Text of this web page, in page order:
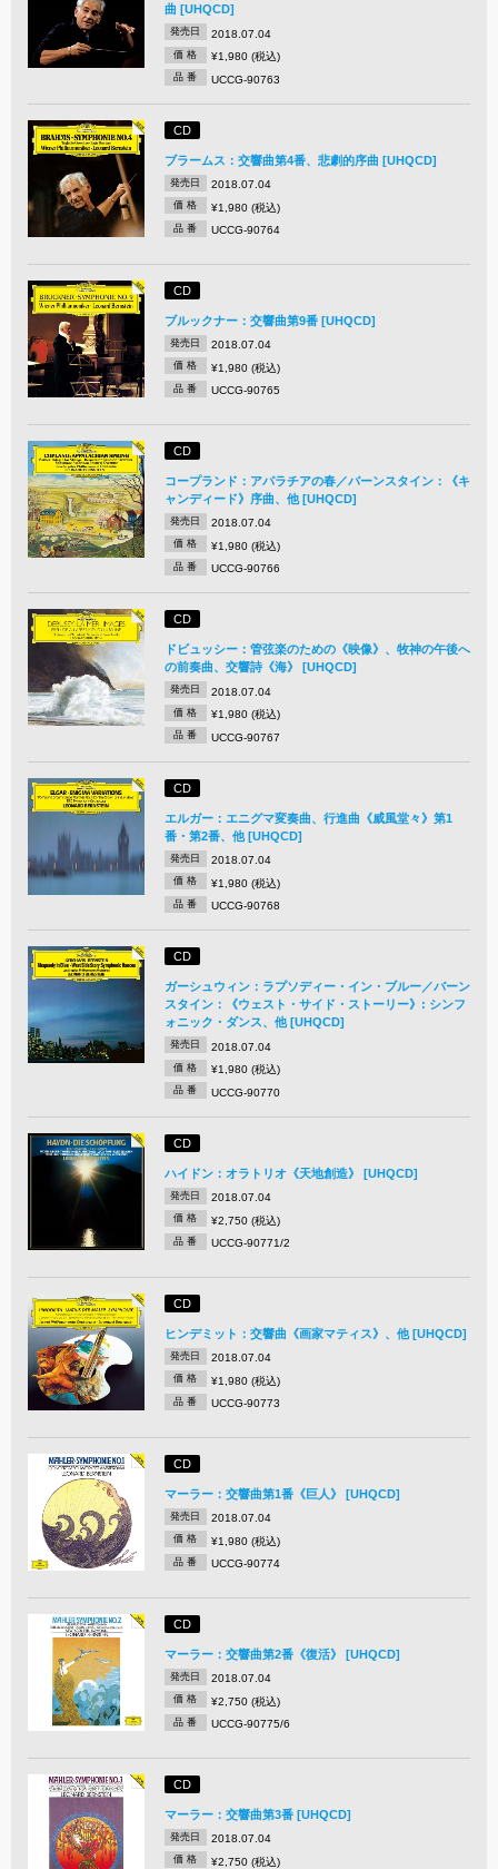
曲 [UHQCD]
発売日 2018.07.04
価 格 ¥1,980 (税込)
品 番 UCCG-90763
CD
ブラームス：交響曲第4番、悲劇的序曲 [UHQCD]
発売日 2018.07.04
価 格 ¥1,980 (税込)
品 番 UCCG-90764
CD
ブルックナー：交響曲第9番 [UHQCD]
発売日 2018.07.04
価 格 ¥1,980 (税込)
品 番 UCCG-90765
CD
コープランド：アパラチアの春／バーンスタイン：《キ
ャンディード》序曲、他 [UHQCD]
発売日 2018.07.04
価 格 ¥1,980 (税込)
品 番 UCCG-90766
CD
ドビュッシー：管弦楽のための《映像》、牧神の午後へ
の前奏曲、交響詩《海》 [UHQCD]
発売日 2018.07.04
価 格 ¥1,980 (税込)
品 番 UCCG-90767
CD
エルガー：エニグマ変奏曲、行進曲《威風堂々》第1
番・第2番、他 [UHQCD]
発売日 2018.07.04
価 格 ¥1,980 (税込)
品 番 UCCG-90768
CD
ガーシュウィン：ラプソディー・イン・ブルー／バーン
スタイン：《ウェスト・サイド・ストーリー》: シンフ
ォニック・ダンス、他 [UHQCD]
発売日 2018.07.04
価 格 ¥1,980 (税込)
品 番 UCCG-90770
CD
ハイドン：オラトリオ《天地創造》 [UHQCD]
発売日 2018.07.04
価 格 ¥2,750 (税込)
品 番 UCCG-90771/2
CD
ヒンデミット：交響曲《画家マティス》、他 [UHQCD]
発売日 2018.07.04
価 格 ¥1,980 (税込)
品 番 UCCG-90773
CD
マーラー：交響曲第1番《巨人》 [UHQCD]
発売日 2018.07.04
価 格 ¥1,980 (税込)
品 番 UCCG-90774
CD
マーラー：交響曲第2番《復活》 [UHQCD]
発売日 2018.07.04
価 格 ¥2,750 (税込)
品 番 UCCG-90775/6
CD
マーラー：交響曲第3番 [UHQCD]
発売日 2018.07.04
価 格 ¥2,750 (税込)